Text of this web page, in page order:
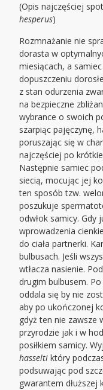
(Opis najczęściej
hesperus)
Rozmnażanie nie
dorasta w
miesiącach, a
dopuszczeniu
z stan odurzenia
na bezpieczne
wybrance o swoich
szarpiąc pajęczynę,
poruszając się w
najczęściej po
Następnie samiec
siecią, mocując jej
ten sposób tzw.
poszukuje
odwłok samicy. Gdy
wprowadzenia
do ciała partnerki.
bulbusach. Jeśli
wtłacza nasienie.
drugim bulbusem.
oddala się by nie
aby po ukończonej
gdyż ten nie zawsze
przyrodzie jak i w
posiłkiem samicy.
hasselti który
podsuwając pod
gwarantem dłuższej